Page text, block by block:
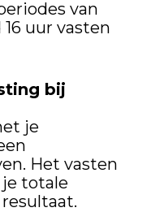
van
uur vasten
bij
je
Het vasten
totale